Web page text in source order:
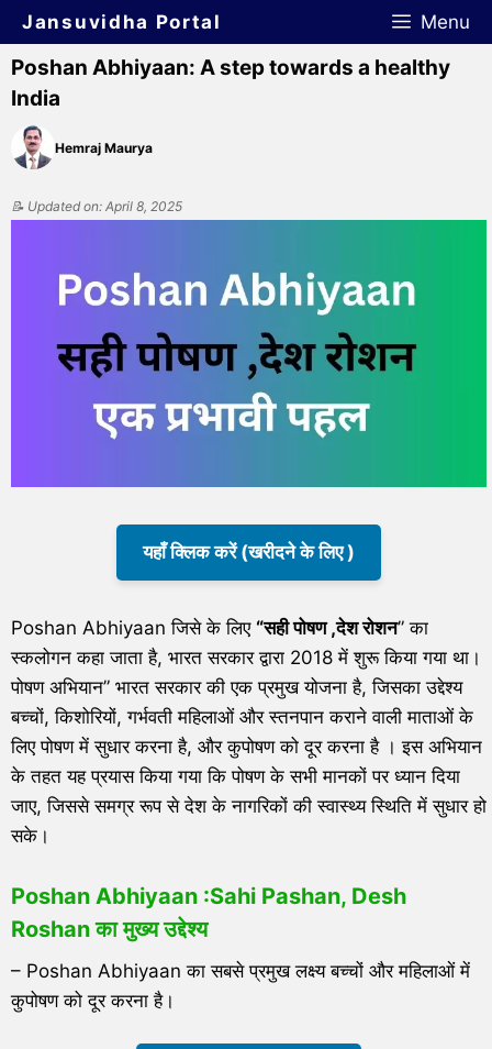
Jansuvidha Portal Menu
Poshan Abhiyaan: A step towards a healthy
India
Hemraj Maurya
📝 Updated on: April 8, 2025
यहाँ क्लिक करें (खरीदने के लिए )
Poshan Abhiyaan जिसे के लिए “सही पोषण ,देश रोशन” का
स्कलोगन कहा जाता है, भारत सरकार द्वारा 2018 में शुरू किया गया था।
पोषण अभियान” भारत सरकार की एक प्रमुख योजना है, जिसका उद्देश्य
बच्चों, किशोरियों, गर्भवती महिलाओं और स्तनपान कराने वाली माताओं के
लिए पोषण में सुधार करना है, और कुपोषण को दूर करना है । इस अभियान
के तहत यह प्रयास किया गया कि पोषण के सभी मानकों पर ध्यान दिया
जाए, जिससे समग्र रूप से देश के नागरिकों की स्वास्थ्य स्थिति में सुधार हो
सके।
Poshan Abhiyaan :Sahi Pashan, Desh
Roshan का मुख्य उद्देश्य
– Poshan Abhiyaan का सबसे प्रमुख लक्ष्य बच्चों और महिलाओं में
कुपोषण को दूर करना है।